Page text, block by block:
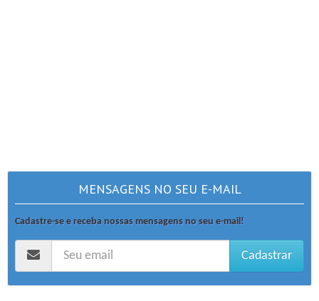
MENSAGENS NO SEU E-MAIL
Cadastre-se e receba nossas mensagens no seu e-mail!
Cadastrar